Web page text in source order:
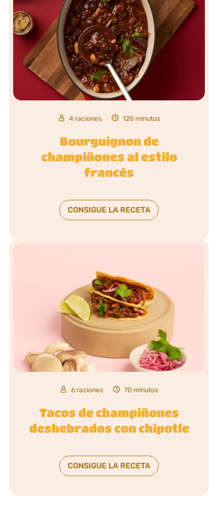
4 raciones 120 minutos
Bourguignon de
champiñones al estilo
francés
CONSIGUE LA RECETA
6 raciones 70 minutos
Tacos de champiñones
deshebrados con chipotle
CONSIGUE LA RECETA